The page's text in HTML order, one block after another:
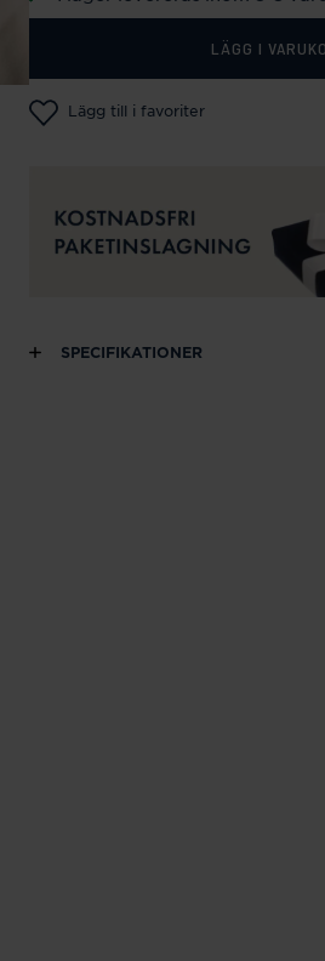
LÄGG I
Lägg till i favoriter
SPECIFIKATIONER